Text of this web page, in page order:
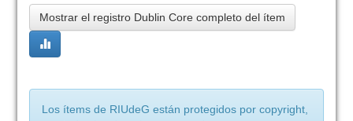
Mostrar el registro Dublin Core completo del ítem
Los ítems de RIUdeG están protegidos por copyright,